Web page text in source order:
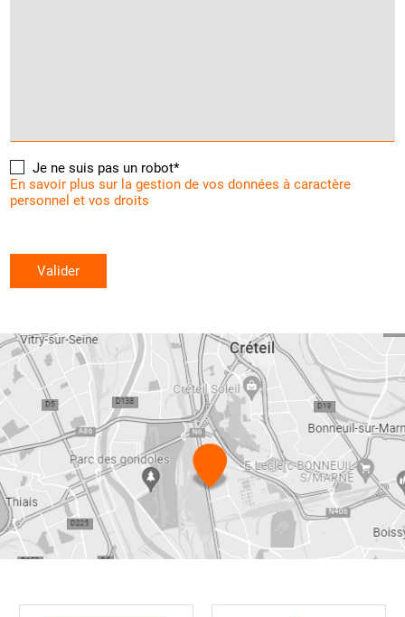
Je ne suis pas un robot*
En savoir plus sur la gestion de vos données à caractère
personnel et vos droits
Valider